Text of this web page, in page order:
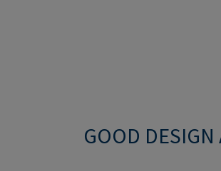
GOOD DESIGN